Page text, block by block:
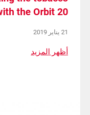
the Orbit 20
21 يناير 2019
أظهر المزيد